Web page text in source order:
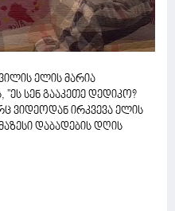
ელის მარია
''ეს სენ გააკეთე დედიკო?
ვიდეოდან ირკვევა ელის
დაბადების დღის